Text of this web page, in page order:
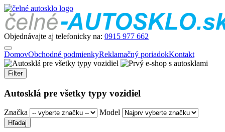
Objednávajte aj telefonicky na: 0915 977 662
DomovObchodné podmienkyReklamačný poriadokKontakt
Filter
Autosklá pre všetky typy vozidiel
Značka Model